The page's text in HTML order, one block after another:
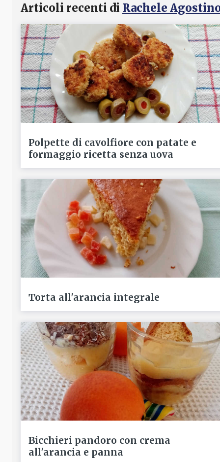
Articoli recenti di Rachele
Polpette di cavolfiore con patate e
formaggio ricetta senza uova
Torta all'arancia integrale
Bicchieri pandoro con crema
all'arancia e panna